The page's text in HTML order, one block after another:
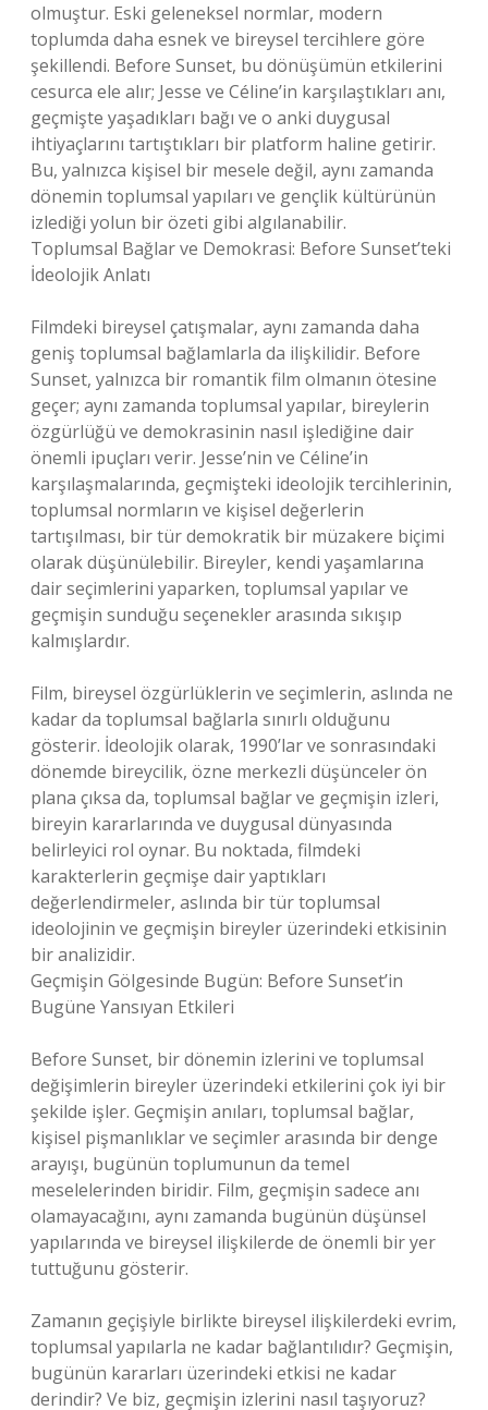
olmuştur. Eski geleneksel normlar, modern
toplumda daha esnek ve bireysel tercihlere göre
şekillendi. Before Sunset, bu dönüşümün etkilerini
cesurca ele alır; Jesse ve Céline’in karşılaştıkları anı,
geçmişte yaşadıkları bağı ve o anki duygusal
ihtiyaçlarını tartıştıkları bir platform haline getirir.
Bu, yalnızca kişisel bir mesele değil, aynı zamanda
dönemin toplumsal yapıları ve gençlik kültürünün
izlediği yolun bir özeti gibi algılanabilir.
Toplumsal Bağlar ve Demokrasi: Before Sunset’teki
İdeolojik Anlatı
Filmdeki bireysel çatışmalar, aynı zamanda daha
geniş toplumsal bağlamlarla da ilişkilidir. Before
Sunset, yalnızca bir romantik film olmanın ötesine
geçer; aynı zamanda toplumsal yapılar, bireylerin
özgürlüğü ve demokrasinin nasıl işlediğine dair
önemli ipuçları verir. Jesse’nin ve Céline’in
karşılaşmalarında, geçmişteki ideolojik tercihlerinin,
toplumsal normların ve kişisel değerlerin
tartışılması, bir tür demokratik bir müzakere biçimi
olarak düşünülebilir. Bireyler, kendi yaşamlarına
dair seçimlerini yaparken, toplumsal yapılar ve
geçmişin sunduğu seçenekler arasında sıkışıp
kalmışlardır.
Film, bireysel özgürlüklerin ve seçimlerin, aslında ne
kadar da toplumsal bağlarla sınırlı olduğunu
gösterir. İdeolojik olarak, 1990’lar ve sonrasındaki
dönemde bireycilik, özne merkezli düşünceler ön
plana çıksa da, toplumsal bağlar ve geçmişin izleri,
bireyin kararlarında ve duygusal dünyasında
belirleyici rol oynar. Bu noktada, filmdeki
karakterlerin geçmişe dair yaptıkları
değerlendirmeler, aslında bir tür toplumsal
ideolojinin ve geçmişin bireyler üzerindeki etkisinin
bir analizidir.
Geçmişin Gölgesinde Bugün: Before Sunset’in
Bugüne Yansıyan Etkileri
Before Sunset, bir dönemin izlerini ve toplumsal
değişimlerin bireyler üzerindeki etkilerini çok iyi bir
şekilde işler. Geçmişin anıları, toplumsal bağlar,
kişisel pişmanlıklar ve seçimler arasında bir denge
arayışı, bugünün toplumunun da temel
meselelerinden biridir. Film, geçmişin sadece anı
olamayacağını, aynı zamanda bugünün düşünsel
yapılarında ve bireysel ilişkilerde de önemli bir yer
tuttuğunu gösterir.
Zamanın geçişiyle birlikte bireysel ilişkilerdeki evrim,
toplumsal yapılarla ne kadar bağlantılıdır? Geçmişin,
bugünün kararları üzerindeki etkisi ne kadar
derindir? Ve biz, geçmişin izlerini nasıl taşıyoruz?